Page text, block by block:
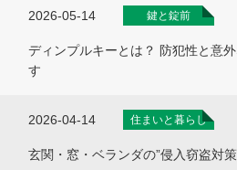
2026-05-14 鍵と錠前
ディンプルキーとは？ 防犯性と意
す
2026-04-14 住まいと暮らし
玄関・窓・ベランダの”侵入窃盗対